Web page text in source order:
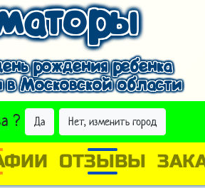
рождения ребенка
Московской области
? Да Нет, изменить город
ДРУГОЙ ГОРОД
ОТЗЫВЫ